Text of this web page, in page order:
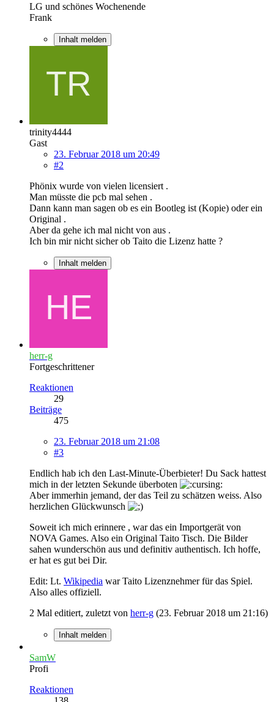
LG und schönes Wochenende
Frank
Inhalt melden
trinity4444
Gast
23. Februar 2018 um 20:49
#2
Phönix wurde von vielen licensiert .
Man müsste die pcb mal sehen .
Dann kann man sagen ob es ein Bootleg ist (Kopie) oder ein
Original .
Aber da gehe ich mal nicht von aus .
Ich bin mir nicht sicher ob Taito die Lizenz hatte ?
Inhalt melden
herr-g
Fortgeschrittener
Reaktionen
29
Beiträge
475
23. Februar 2018 um 21:08
#3
Endlich hab ich den Last-Minute-Überbieter! Du Sack hattest
mich in der letzten Sekunde überboten
Aber immerhin jemand, der das Teil zu schätzen weiss. Also
herzlichen Glückwunsch
Soweit ich mich erinnere , war das ein Importgerät von
NOVA Games. Also ein Original Taito Tisch. Die Bilder
sahen wunderschön aus und definitiv authentisch. Ich hoffe,
er hat es gut bei Dir.
Edit: Lt. Wikipedia war Taito Lizenznehmer für das Spiel.
Also alles offiziell.
2 Mal editiert, zuletzt von herr-g (23. Februar 2018 um 21:16)
Inhalt melden
SamW
Profi
Reaktionen